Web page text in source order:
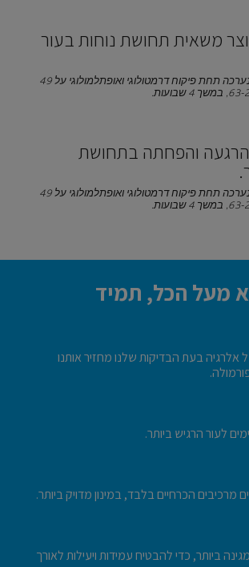
משאית תחושת נוחות בעור
* בדיקת שימוש שנערכה תחת פיקוח דרמטולוגי ואופתלמולוגי על 49
הרגעה והפחתה בתחושת
* בדיקת שימוש שנערכה תחת פיקוח דרמטולוגי ואופתלמולוגי על 49
מעל הכל, תמיד
בעת הבדיקות שלנו מחזיר אותנו
לעור הרגיש ביותר.
מרכיבים הכרחיים בלבד, במינון מדויק ביותר.
ביותר, כדי להבטיח עמידות ויעילות לאורך